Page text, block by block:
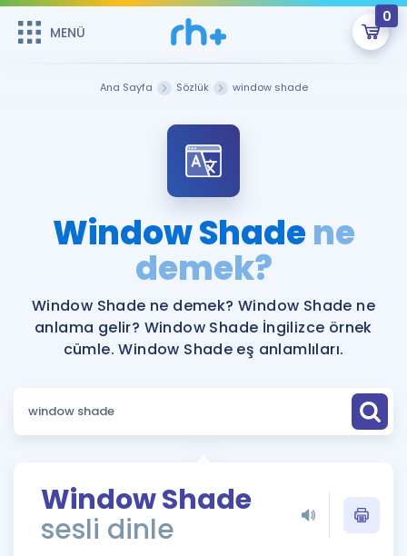
MENÜ
0
Şifremi Hatırlamıyorum
Sepetin Şu An Boş.
Remzi Hoca ile seni sınava hazırlayacak onlarca eğitim seni
bekliyor!
MENÜ
Katılımcı Görüşleri
Faydalı Araçlar
Ücretsiz Kaynaklar
ÖSYM Sınav Takvimi
Kampanyalar
İngilizce Gramer
Ana Sayfa Sözlük window shade
Window Shadene
demek?
Window Shade ne demek? Window Shade ne
anlama gelir? Window Shade İngilizce örnek
cümle. Window Shade eş anlamlıları.
Window Shade
sesli dinle